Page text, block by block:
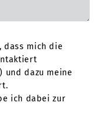
dass mich die
und dazu meine
ich dabei zur